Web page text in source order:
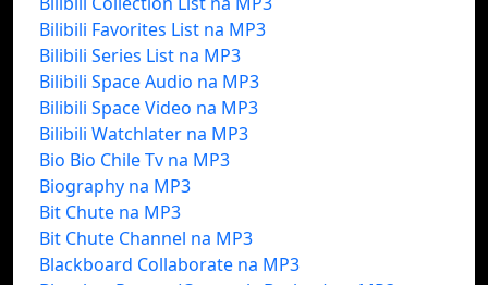
Bilibili Favorites List na MP3
Bilibili Series List na MP3
Bilibili Space Audio na MP3
Bilibili Space Video na MP3
Bilibili Watchlater na MP3
Bio Bio Chile Tv na MP3
Biography na MP3
Bit Chute na MP3
Bit Chute Channel na MP3
Blackboard Collaborate na MP3